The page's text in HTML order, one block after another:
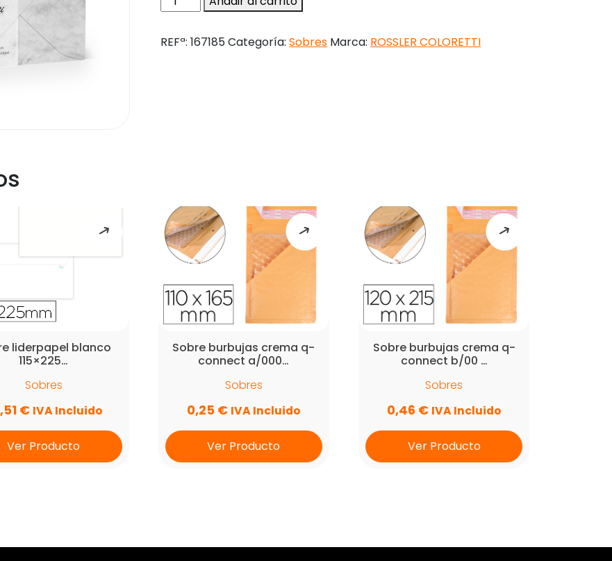
rossler
c7
cantidad
REFª:167185Categoría:Sobres Marca: ROSSLER COLORETTI
liderpapel blanco
115×225…
Sobres
€ IVA Incluido
Ver Producto
Sobre burbujas crema q-
connect a/000…
Sobres
0,25 € IVA Incluido
Ver Producto
Sobre burbujas crema q-
connect b/00 …
Sobres
0,46 € IVA Incluido
Ver Producto